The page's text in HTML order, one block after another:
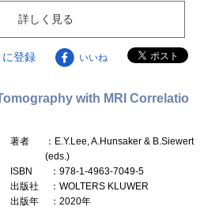
詳しく見る
登録 いいね
with MRI Correlatio
著者
：E.Y.Lee, A.Hunsaker & B.Siewert
(eds.)
ISBN
：978-1-4963-7049-5
出版社
：WOLTERS KLUWER
出版年
：2020年